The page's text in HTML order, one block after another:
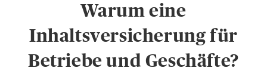
Warum eine
Inhaltsversicherung für
Betriebe und Geschäfte?